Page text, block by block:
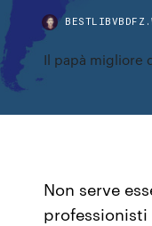
Il papà migliore
Non serve
professionisti